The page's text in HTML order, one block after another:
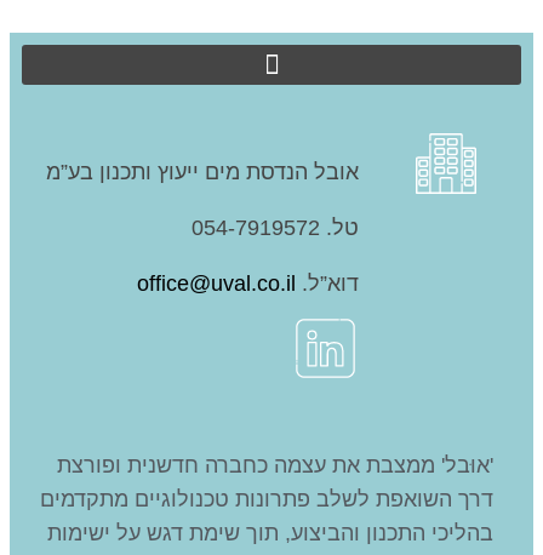
אובל הנדסת מים ייעוץ ותכנון בע”מ
טל. 054-7919572
דוא”ל. office@uval.co.il
'אוּבל' ממצבת את עצמה כחברה חדשנית ופורצת
דרך השואפת לשלב פתרונות טכנולוגיים מתקדמים
בהליכי התכנון והביצוע, תוך שימת דגש על ישימות